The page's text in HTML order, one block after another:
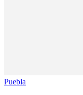
Puebla